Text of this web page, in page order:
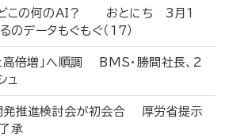
どこの何のAI？ おとにち 3月1
のデータもぐもぐ（17）
高倍増」へ順調 BMS・勝間社長、2
ュ
発推進検討会が初会合 厚労省提示
承